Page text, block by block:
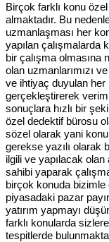
Birçok farklı konu
almaktadır. Bu
uzmanlaşması her
yapılan çalışmalarda
bir çalışma olmasına
olan uzmanlarımızı
ve ihtiyaç duyulan her
gerçekleştirerek
sonuçlara hızlı bir
özel dedektif bürosu
sözel olarak yani konu
gerekse yazılı olarak
ilgili ve yapılacak olan
sahibi yaparak
birçok konuda bizimle
piyasadaki pazar
yatırım yapmayı
farklı konularda
tespitlerde